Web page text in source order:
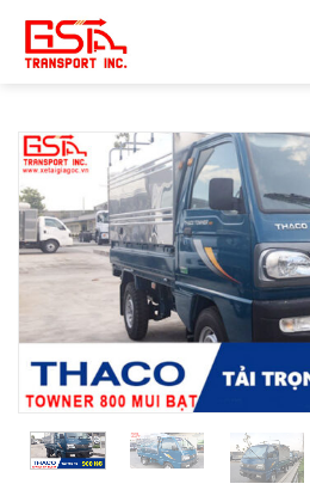
đến
nội